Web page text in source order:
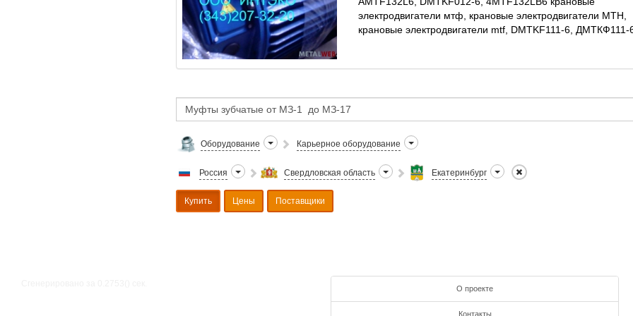
электродвигатели мтф, крановые электродвигатели МТН,
крановые электродвигатели mtf, DMTKF111-6, ДМТКФ111-
Оборудование Карьерное оборудование
Россия Свердловская область Екатеринбург
Купить Цены Поставщики
О проекте
Контакты